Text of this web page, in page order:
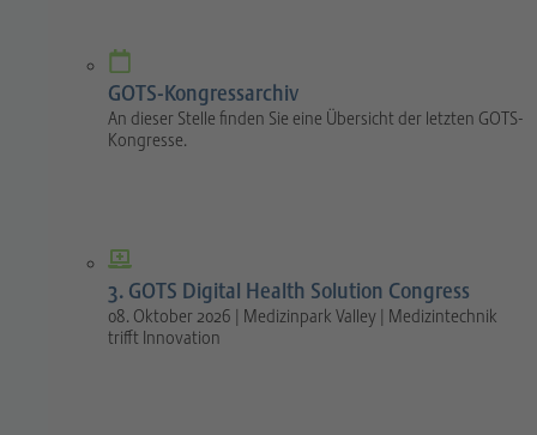
GOTS-Kongressarchiv
An dieser Stelle finden Sie eine Übersicht der letzten GOTS-
Kongresse.
3. GOTS Digital Health Solution Congress
08. Oktober 2026 | Medizinpark Valley | Medizintechnik
trifft Innovation